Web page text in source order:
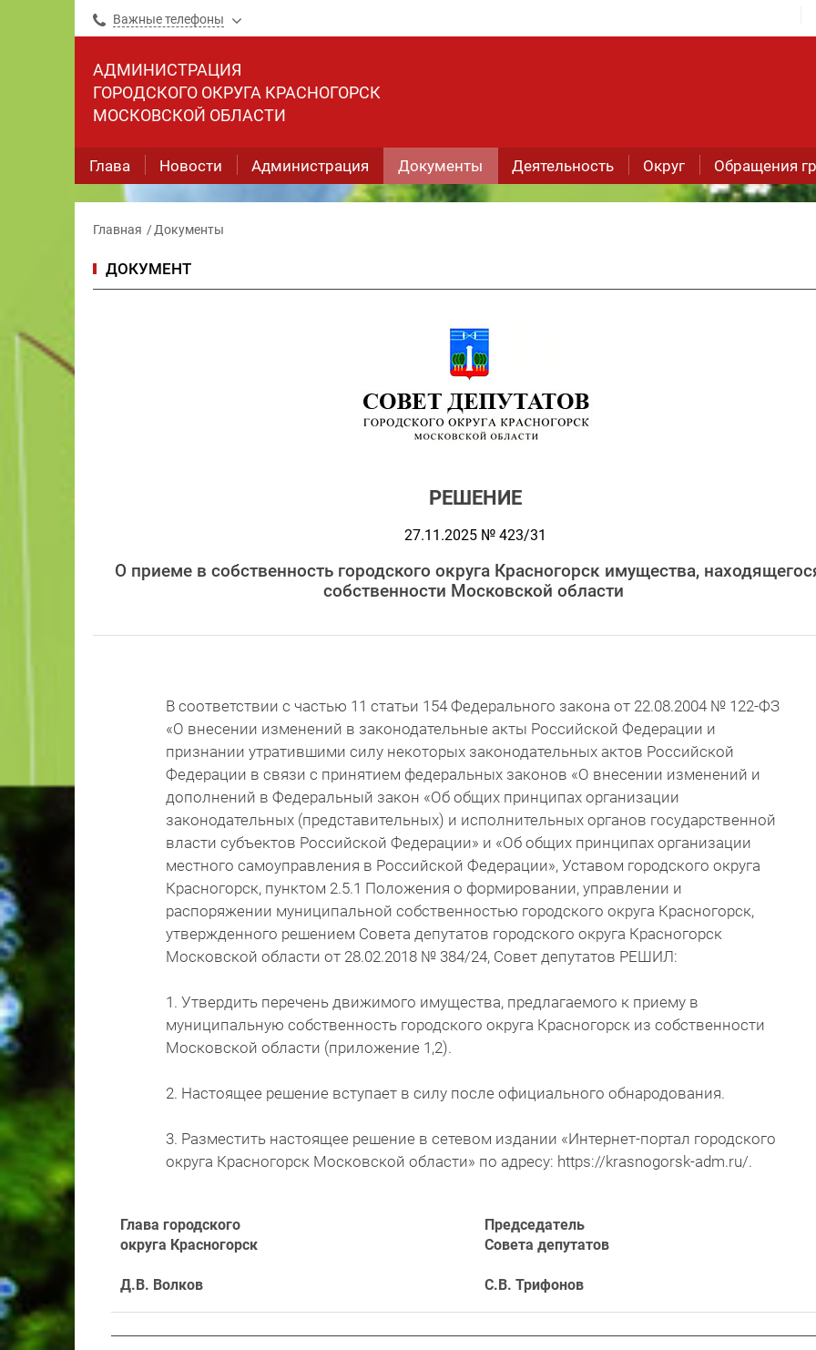
Важные телефоны
АДМИНИСТРАЦИЯ
ГОРОДСКОГО ОКРУГА КРАСНОГОРСК
МОСКОВСКОЙ ОБЛАСТИ
Глава Новости Администрация Документы Деятельность Округ Обращения
Главная Документы
ДОКУМЕНТ
РЕШЕНИЕ
27.11.2025 № 423/31
О приеме в собственность городского округа Красногорск имущества,
собственности Московской области
В соответствии с частью 11 статьи 154 Федерального закона от 22.08.2004 № 122-ФЗ
«О внесении изменений в законодательные акты Российской Федерации и
признании утратившими силу некоторых законодательных актов Российской
Федерации в связи с принятием федеральных законов «О внесении изменений и
дополнений в Федеральный закон «Об общих принципах организации
законодательных (представительных) и исполнительных органов государственной
власти субъектов Российской Федерации» и «Об общих принципах организации
местного самоуправления в Российской Федерации», Уставом городского округа
Красногорск, пунктом 2.5.1 Положения о формировании, управлении и
распоряжении муниципальной собственностью городского округа Красногорск,
утвержденного решением Совета депутатов городского округа Красногорск
Московской области от 28.02.2018 № 384/24, Совет депутатов РЕШИЛ:
1. Утвердить перечень движимого имущества, предлагаемого к приему в
муниципальную собственность городского округа Красногорск из собственности
Московской области (приложение 1,2).
2. Настоящее решение вступает в силу после официального обнародования.
3. Разместить настоящее решение в сетевом издании «Интернет-портал городского
округа Красногорск Московской области» по адресу: https://krasnogorsk-adm.ru/.
Глава городского
округа Красногорск
Д.В. Волков
Председатель
Совета депутатов
С.В. Трифонов